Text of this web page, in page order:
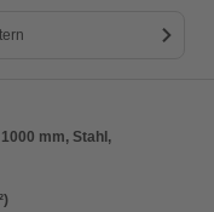
mm, Stahl,